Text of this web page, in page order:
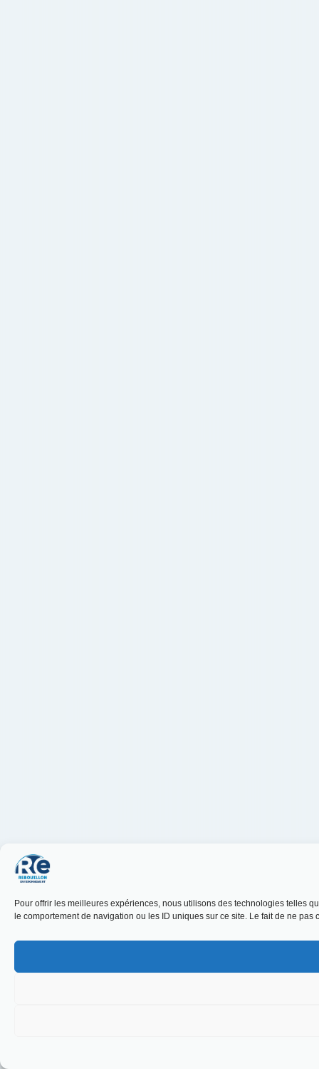
Pour offrir les meilleures expériences, nous utilisons des technologies telles
le comportement de navigation ou les ID uniques sur ce site. Le fait de ne